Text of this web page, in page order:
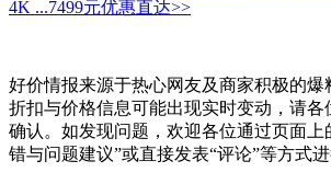
4K ...7499元优惠直达>>
好价情报来源于热心网友及商家积极的爆
折扣与价格信息可能出现实时变动，请各
确认。如发现问题，欢迎各位通过页面上
错与问题建议”或直接发表“评论”等方式进